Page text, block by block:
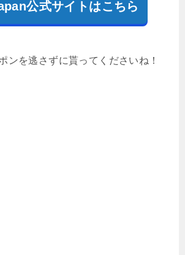
公式サイトはこちら
ンを逃さずに貰ってくださいね！